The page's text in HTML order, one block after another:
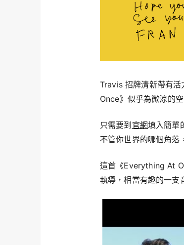
Travis 招牌清新帶有
Once》似乎為微涼的
只需要到 官網填入簡單
不管你世界的哪個角落
這首《Everything At
執導，相當有趣的一支